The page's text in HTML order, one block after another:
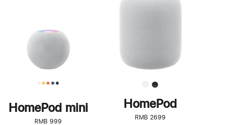
HomePod mini
RMB 999
了
解
HomePod<
HomePod
RMB 2699